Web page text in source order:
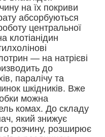
на їх покриви
абсорбуються
центральної
клотіанідин
— на натрієві
до
паралічу та
шкідників. Вже
можна
комах. До складу
який знижує
розчину, розширює